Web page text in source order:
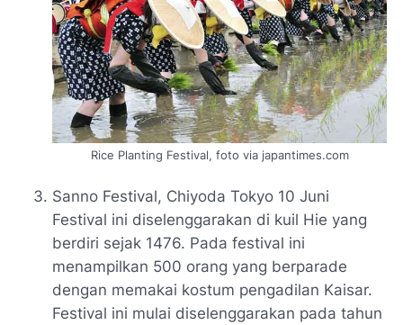
Rice Planting Festival, foto via japantimes.com
Sanno Festival, Chiyoda Tokyo 10 Juni
Festival ini diselenggarakan di kuil Hie yang
berdiri sejak 1476. Pada festival ini
menampilkan 500 orang yang berparade
dengan memakai kostum pengadilan Kaisar.
Festival ini mulai diselenggarakan pada tahun